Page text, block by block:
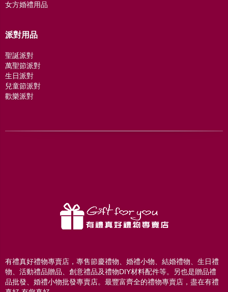
女方婚禮用品
派對用品
聖誕派對
萬聖節派對
生日派對
兒童節派對
歡樂派對
有禮真好禮物專賣店，專售節慶禮物、婚禮小物、結婚禮物、生日禮
物、活動禮品贈品、創意禮品及禮物DIY材料配件等。另也是贈品禮
品批發、婚禮小物批發專賣店。最豐富齊全的禮物專賣店，盡在有禮